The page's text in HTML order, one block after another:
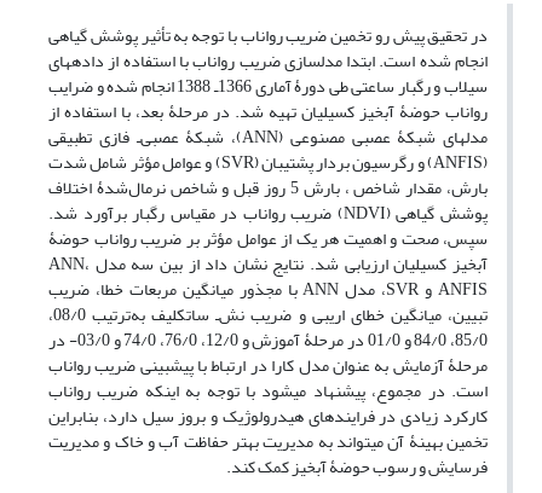
در تحقیق پیش رو تخمین ضریب رواناب با توجه به تأثیر پوشش گیاهی
انجام ‏شده است. ابتدا مدل‏سازی ضریب رواناب با استفاده از داده‏های
سیلاب و رگبار ساعتی طی دورۀ آماری 1366ـ 1388 انجام شده و ضرایب
رواناب حوضۀ آبخیز کسیلیان تهیه شد. در مرحلۀ بعد، با استفاده از
مدل‏های شبکۀ عصبی مصنوعی (ANN)، شبکۀ عصبی‌ـ فازی تطبیقی
(ANFIS) و رگرسیون بردار پشتیبان (SVR) و عوامل مؤثر شامل شدت
بارش، مقدار شاخص ، بارش 5 روز قبل و شاخص نرمال‌شدۀ اختلاف
پوشش گیاهی (NDVI) ضریب رواناب در مقیاس رگبار برآورد شد.
سپس، صحت و اهمیت هر یک از عوامل مؤثر بر ضریب رواناب حوضۀ
آبخیز کسیلیان ارزیابی شد. نتایج نشان داد از بین سه مدل ANN،
ANFIS و SVR، مدل ANN با مجذور میانگین مربعات خطا، ضریب
تبیین، میانگین خطای اریبی و ضریب نش‌ـ ساتکلیف به‌ترتیب 08/0،
85/0، 84/0 و 01/0 در مرحلۀ آموزش و 12/0، 76/0، 74/0 و 03/0- در
مرحلۀ آزمایش به عنوان مدل کارا در ارتباط با پیش‏بینی ضریب رواناب
است. در مجموع، پیشنهاد می‏شود با توجه به اینکه ضریب رواناب
کارکرد زیادی در فرایندهای هیدرولوژیک و بروز سیل دارد، بنابراین
تخمین بهینۀ آن می‏تواند به مدیریت بهتر حفاظت آب و خاک و مدیریت
فرسایش و رسوب حوضۀ آبخیز کمک کند.